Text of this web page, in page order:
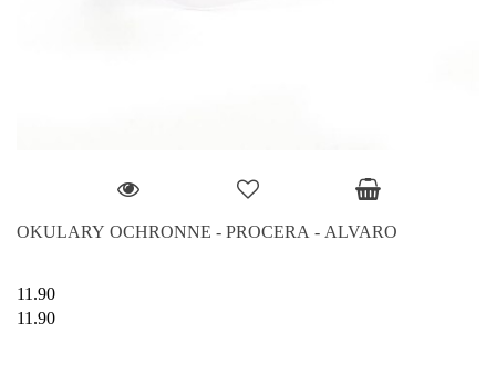
OKULARY OCHRONNE - PROCERA - ALVARO
11.90
11.90